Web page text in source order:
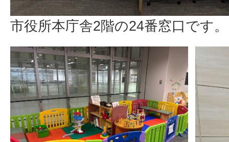
市役所本庁舎2階の24番窓口です。